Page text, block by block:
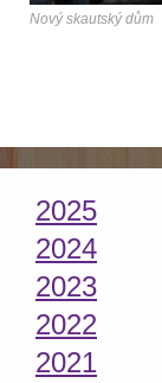
2025
2024
2023
2022
2021
Nový skautský dům